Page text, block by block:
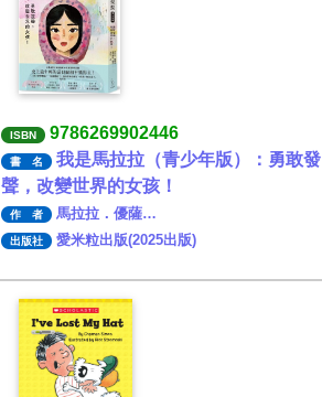
ISBN 9786269902446
書 名
我是馬拉拉（青少年版）：勇敢發
聲，改變世界的女孩！
作 者 馬拉拉．優薩…
出版社 愛米粒出版(2025出版)